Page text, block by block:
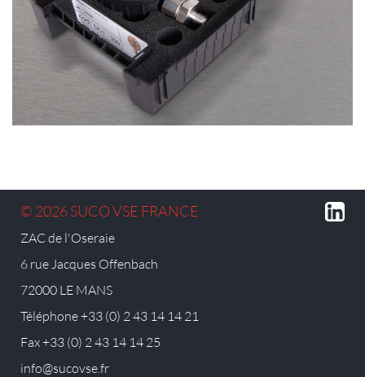
© 2026 SUCO VSE FRANCE
ZAC de l'Oseraie
6 rue Jacques Offenbach
72000 LE MANS
Téléphone +33 (0) 2 43 14 14 21
Fax +33 (0) 2 43 14 14 25
info@sucovse.fr